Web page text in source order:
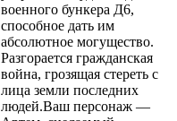
военного бункера Д6,
способное дать им
абсолютное могущество.
Разгорается гражданская
война, грозящая стереть с
лица земли последних
людей.Ваш персонаж —